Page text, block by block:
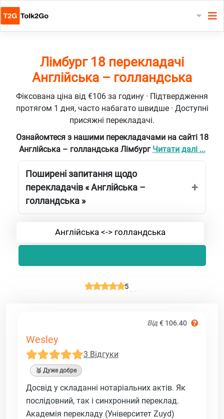
Лімбург 18 перекладачі
Англійська – голландська
Фіксована ціна від €106 за годину · Підтвердження
протягом 1 дня, часто набагато швидше · Доступні
присяжні перекладачі.
Ознайомтеся з нашими перекладачами на сайті 18
Англійська – голландська Лімбург Читати далі ...
Поширені запитання щодо
перекладачів « Англійська –
голландська »
Англійська <-> голландська
5
Від € 106.40
Wesley
3 Відгуки
🥈 Дуже добре
Досвід у складанні нотаріальних актів. Як
послідовний, так і синхронний переклад.
Академія перекладу (Університет Zuyd)